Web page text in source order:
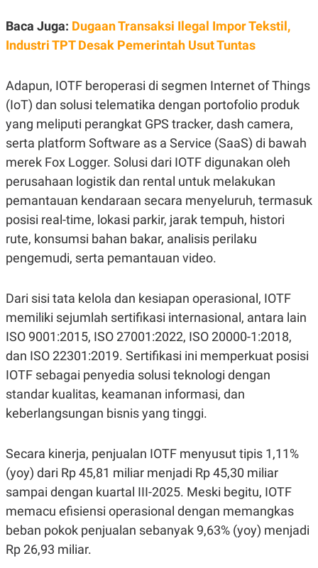
L
A
G
A
N
N
E
T
K
K
I
R
J
A
M
T
E
N
E
A
P
E
R
A
V
E
R
T
N
G
K
G
M
D
I
A
.
SITEMAPPROFILE TERM
OF
USE
PEDOMAN
PEMBERITAAN
SIBER
Baca Juga: Dugaan Transaksi Ilegal Impor Tekstil,
Industri TPT Desak Pemerintah Usut Tuntas
Adapun, IOTF beroperasi di segmen Internet of Things
(IoT) dan solusi telematika dengan portofolio produk
yang meliputi perangkat GPS tracker, dash camera,
serta platform Software as a Service (SaaS) di bawah
merek Fox Logger. Solusi dari IOTF digunakan oleh
perusahaan logistik dan rental untuk melakukan
pemantauan kendaraan secara menyeluruh, termasuk
posisi real-time, lokasi parkir, jarak tempuh, histori
rute, konsumsi bahan bakar, analisis perilaku
pengemudi, serta pemantauan video.
Dari sisi tata kelola dan kesiapan operasional, IOTF
memiliki sejumlah sertifikasi internasional, antara lain
ISO 9001:2015, ISO 27001:2022, ISO 20000-1:2018,
dan ISO 22301:2019. Sertifikasi ini memperkuat posisi
IOTF sebagai penyedia solusi teknologi dengan
standar kualitas, keamanan informasi, dan
keberlangsungan bisnis yang tinggi.
Secara kinerja, penjualan IOTF menyusut tipis 1,11%
(yoy) dari Rp 45,81 miliar menjadi Rp 45,30 miliar
sampai dengan kuartal III-2025. Meski begitu, IOTF
memacu efisiensi operasional dengan memangkas
beban pokok penjualan sebanyak 9,63% (yoy) menjadi
Rp 26,93 miliar.